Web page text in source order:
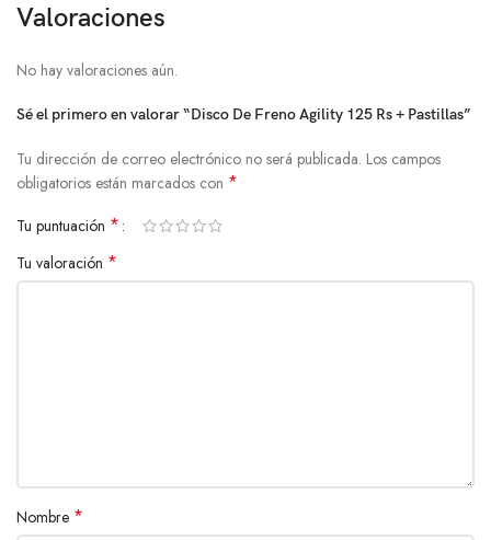
Valoraciones
No hay valoraciones aún.
Sé el primero en valorar “Disco De Freno Agility 125 Rs + Pastillas”
Tu dirección de correo electrónico no será publicada. Los campos
obligatorios están marcados con *
Tu puntuación *
Tu valoración *
Nombre *